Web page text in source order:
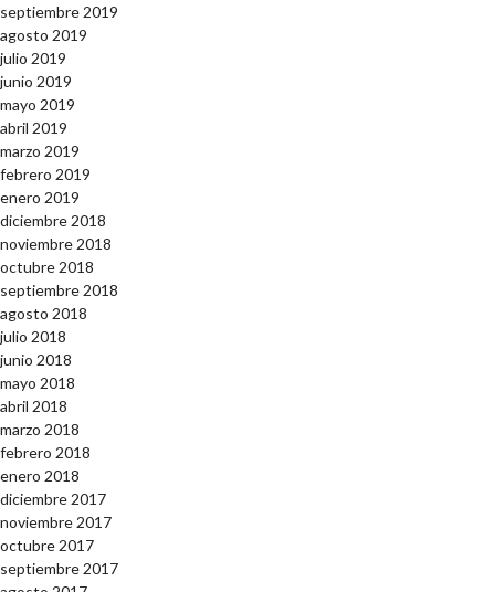
septiembre 2019
agosto 2019
julio 2019
junio 2019
mayo 2019
abril 2019
marzo 2019
febrero 2019
enero 2019
diciembre 2018
noviembre 2018
octubre 2018
septiembre 2018
agosto 2018
julio 2018
junio 2018
mayo 2018
abril 2018
marzo 2018
febrero 2018
enero 2018
diciembre 2017
noviembre 2017
octubre 2017
septiembre 2017